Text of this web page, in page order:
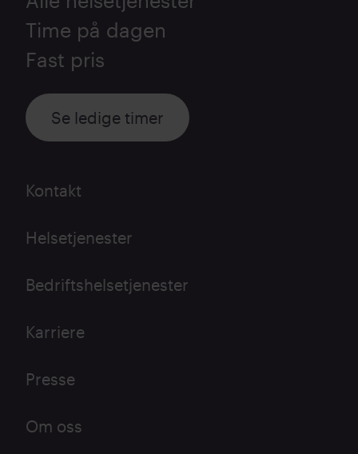
Time på dagen
Fast pris
Se ledige timer
Kontakt
Helsetjenester
Bedriftshelsetjenester
Karriere
Presse
Om oss